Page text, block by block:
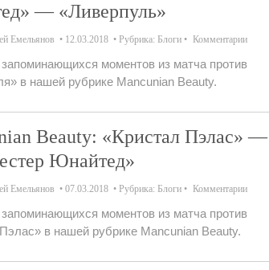
— «Ливерпуль»
Емельянов 12.03.2018 Рубрика: Блоги Комментарии
моментов из матча против
в нашей рубрике Mancunian Beauty.
Beauty: «Кристал Пэлас» —
Юнайтед»
Емельянов 07.03.2018 Рубрика: Блоги Комментарии
моментов из матча против
в нашей рубрике Mancunian Beauty.